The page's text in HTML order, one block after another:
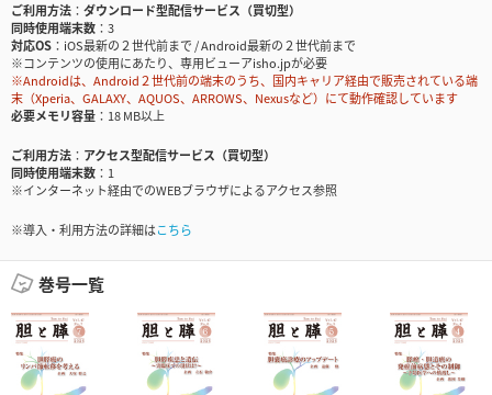
ご利用方法
ダウンロード型配信サービス（買切型）
同時使用端末数
3
対応OS
iOS最新の２世代前まで / Android最新の２世代前まで
※コンテンツの使用にあたり、専用ビューアisho.jpが必要
※Androidは、Android２世代前の端末のうち、国内キャリア経由で販売されている端
末（Xperia、GALAXY、AQUOS、ARROWS、Nexusなど）にて動作確認しています
必要メモリ容量
18 MB以上
ご利用方法
アクセス型配信サービス（買切型）
同時使用端末数
1
※インターネット経由でのWEBブラウザによるアクセス参照
※導入・利用方法の詳細はこちら
巻号一覧